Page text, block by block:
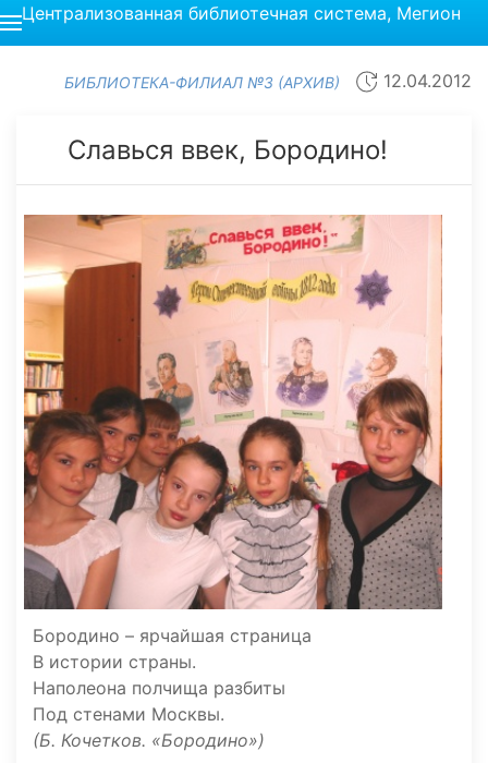
Централизованная библиотечная система, Мегион
БИБЛИОТЕКА-ФИЛИАЛ №3 (АРХИВ) 12.04.2012
Славься ввек, Бородино!
Бородино – ярчайшая страница
В истории страны.
Наполеона полчища разбиты
Под стенами Москвы.
(Б. Кочетков. «Бородино»)